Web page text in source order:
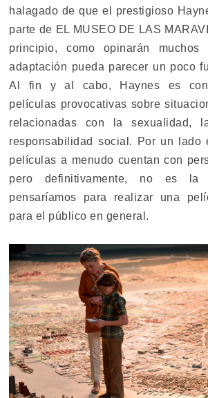
halagado de que el prestigioso
parte de EL MUSEO DE LAS
principio, como opinarán muchos
adaptación pueda parecer un poco
Al fin y al cabo, Haynes es
películas provocativas sobre
relacionadas con la sexualidad,
responsabilidad social. Por un lado
películas a menudo cuentan con
pero definitivamente, no es
pensaríamos para realizar una
para el público en general.